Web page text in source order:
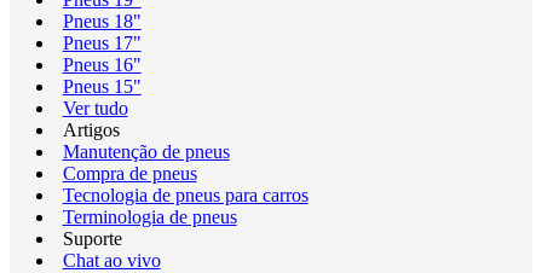
Pneus 18"
Pneus 17"
Pneus 16"
Pneus 15"
Ver tudo
Artigos
Manutenção de pneus
Compra de pneus
Tecnologia de pneus para carros
Terminologia de pneus
Suporte
Chat ao vivo